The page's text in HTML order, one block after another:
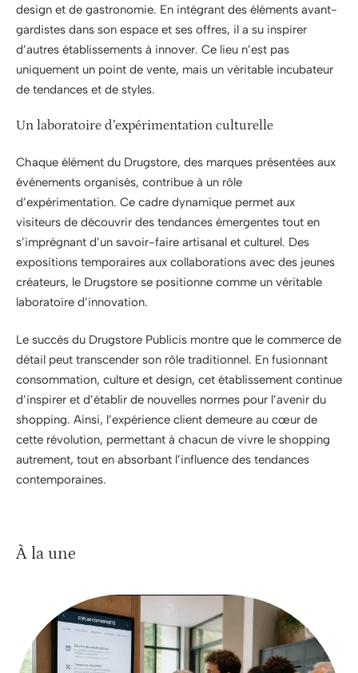
design et de gastronomie. En intégrant des éléments avant-
gardistes dans son espace et ses offres, il a su inspirer
d’autres établissements à innover. Ce lieu n’est pas
uniquement un point de vente, mais un véritable incubateur
de tendances et de styles.
Un laboratoire d’expérimentation culturelle
Chaque élément du Drugstore, des marques présentées aux
événements organisés, contribue à un rôle
d’expérimentation. Ce cadre dynamique permet aux
visiteurs de découvrir des tendances émergentes tout en
s’imprégnant d’un savoir-faire artisanal et culturel. Des
expositions temporaires aux collaborations avec des jeunes
créateurs, le Drugstore se positionne comme un véritable
laboratoire d’innovation.
Le succès du Drugstore Publicis montre que le commerce de
détail peut transcender son rôle traditionnel. En fusionnant
consommation, culture et design, cet établissement continue
d’inspirer et d’établir de nouvelles normes pour l’avenir du
shopping. Ainsi, l’expérience client demeure au cœur de
cette révolution, permettant à chacun de vivre le shopping
autrement, tout en absorbant l’influence des tendances
contemporaines.
À la une